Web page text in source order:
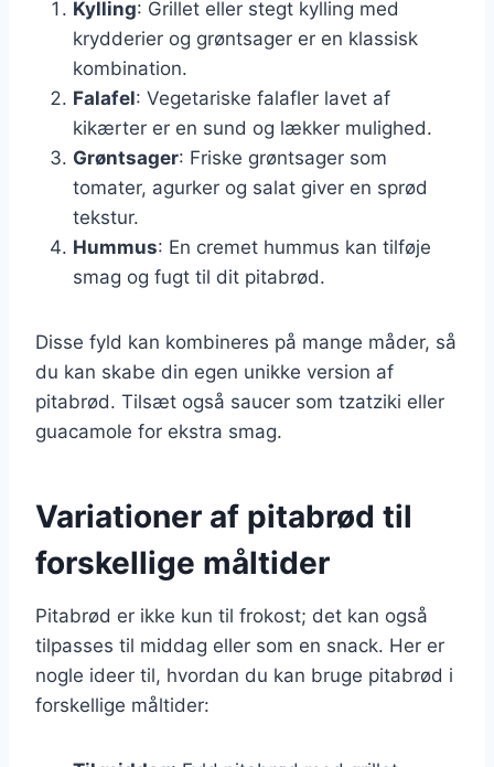
Kylling: Grillet eller stegt kylling med
krydderier og grøntsager er en klassisk
kombination.
Falafel: Vegetariske falafler lavet af
kikærter er en sund og lækker mulighed.
Grøntsager: Friske grøntsager som
tomater, agurker og salat giver en sprød
tekstur.
Hummus: En cremet hummus kan tilføje
smag og fugt til dit pitabrød.
Disse fyld kan kombineres på mange måder, så
du kan skabe din egen unikke version af
pitabrød. Tilsæt også saucer som tzatziki eller
guacamole for ekstra smag.
Variationer af pitabrød til
forskellige måltider
Pitabrød er ikke kun til frokost; det kan også
tilpasses til middag eller som en snack. Her er
nogle ideer til, hvordan du kan bruge pitabrød i
forskellige måltider: